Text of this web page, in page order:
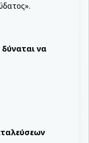
να